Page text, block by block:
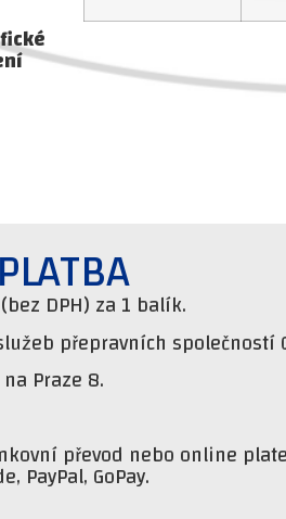
DPH) za 1 balík.
přepravních společností
Praze 8.
převod nebo online
PayPal, GoPay.